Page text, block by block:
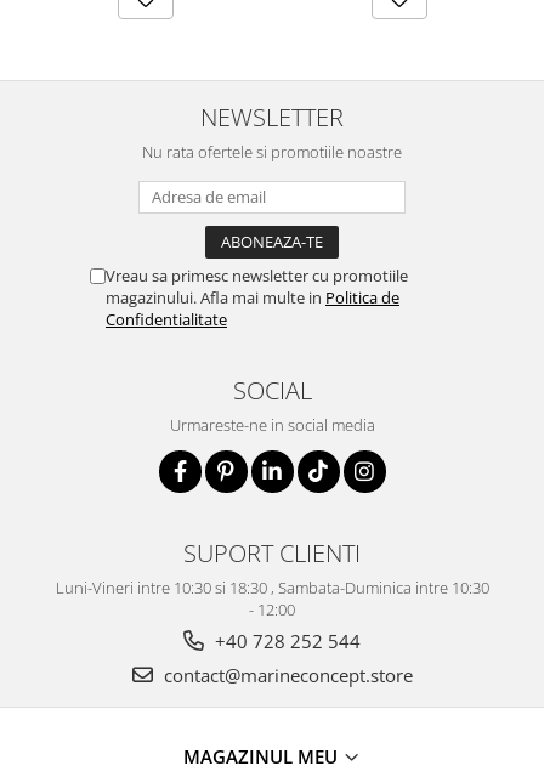
NEWSLETTER
Nu rata ofertele si promotiile noastre
Vreau sa primesc newsletter cu promotiile
magazinului. Afla mai multe in Politica de
Confidentialitate
SOCIAL
Urmareste-ne in social media
SUPORT CLIENTI
Luni-Vineri intre 10:30 si 18:30 , Sambata-Duminica intre 10:30
- 12:00
+40 728 252 544
contact@marineconcept.store
MAGAZINUL MEU